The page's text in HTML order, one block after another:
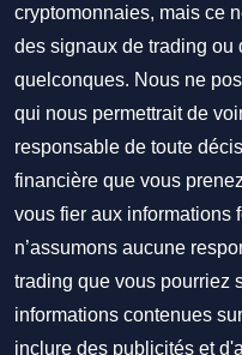
cryptomonnaies, mais ce
des signaux de trading ou
quelconques. Nous ne
qui nous permettrait de
responsable de toute
financière que vous
vous fier aux informations
n’assumons aucune
trading que vous pourriez
informations contenues
inclure des publicités et